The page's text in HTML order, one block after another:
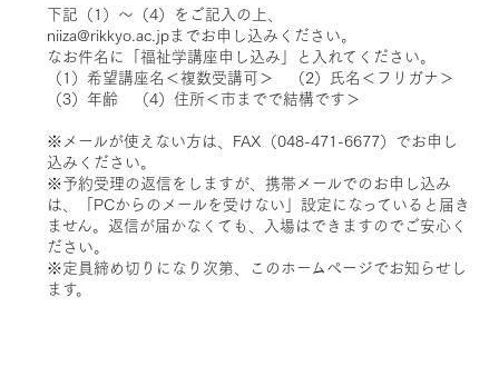
下記（1）～（4）をご記入の上、
niiza@rikkyo.ac.jpまでお申し込みください。
なお件名に「福祉学講座申し込み」と入れてください。
（1）希望講座名＜複数受講可＞ （2）氏名＜フリガナ＞
（3）年齢 （4）住所＜市までで結構です＞
※メールが使えない方は、FAX（048-471-6677）でお申し
込みください。
※予約受理の返信をしますが、携帯メールでのお申し込み
は、「PCからのメールを受けない」設定になっていると届き
ません。返信が届かなくても、入場はできますのでご安心く
ださい。
※定員締め切りになり次第、このホームページでお知らせし
ます。